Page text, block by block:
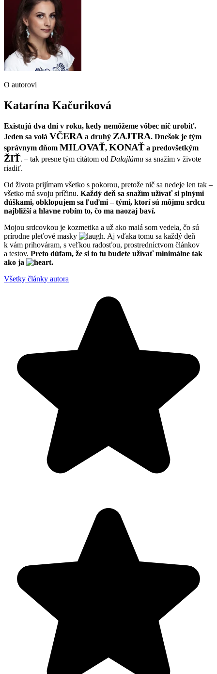
O autorovi
Katarína Kačuriková
Existujú dva dni v roku, kedy nemôžeme vôbec nič urobiť.
Jeden sa volá VČERA a druhý ZAJTRA. Dnešok je tým
správnym dňom MILOVAŤ, KONAŤ a predovšetkým
ŽIŤ. – tak presne tým citátom od Dalajlámu sa snažím v živote
riadiť.
Od života prijímam všetko s pokorou, pretože nič sa nedeje len tak –
všetko má svoju príčinu. Každý deň sa snažím užívať si plnými
dúškami, obklopujem sa ľuďmi – tými, ktorí sú môjmu srdcu
najbližší a hlavne robím to, čo ma naozaj baví.
Mojou srdcovkou je kozmetika a už ako malá som vedela, čo sú
prírodne pleťové masky
. Aj vďaka tomu sa každý deň
k vám prihováram, s veľkou radosťou, prostredníctvom článkov
a testov. Preto dúfam, že si to tu budete užívať minimálne tak
ako ja
.
Všetky články autora